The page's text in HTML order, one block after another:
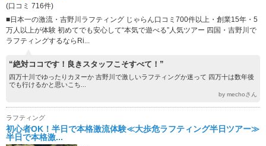
(口コミ 716件)
■日本一の激流・吉野川ラフティング じゃらん口コミ700件以上・創業15年・5
万人以上が体験 初めてでも安心して“本気で遊べる”人気ツアー 四国・吉野川で
ラフティングするならRi...
“絶対ココです！良きスタッフこそすべて！”
四万十川でゆったりカヌーか 吉野川で激しいラフティングか迷って 四万十は数年後
でも行けるかと思いこち...
by mechoさん
ラフティング
初心者OK！半日で本格激流体験≪大歩危ラフティング半日ツアー≫
半日で本格激...